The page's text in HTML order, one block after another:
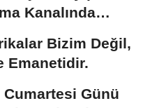
Kanalında
Bizim Değil,
Emanetidir.
Cumartesi Günü